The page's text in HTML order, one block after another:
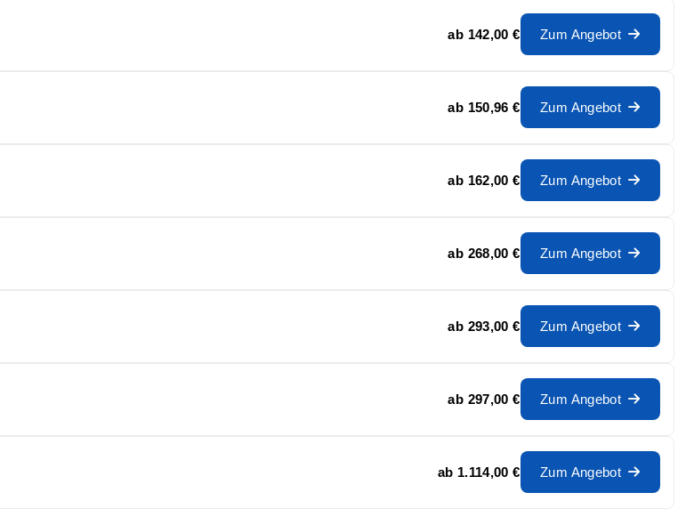
ab 142,00 € Zum Angebot
ab 150,96 € Zum Angebot
ab 162,00 € Zum Angebot
ab 268,00 € Zum Angebot
ab 293,00 € Zum Angebot
ab 297,00 € Zum Angebot
ab 1.114,00 € Zum Angebot